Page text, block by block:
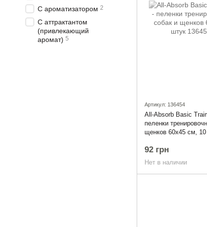
Артикул: 136454
All-Absorb Basic
пеленки
щенков 60х45 см,
92 грн
Нет в наличии
С ароматизатором 2
С аттрактантом
(привлекающий
аромат) 5